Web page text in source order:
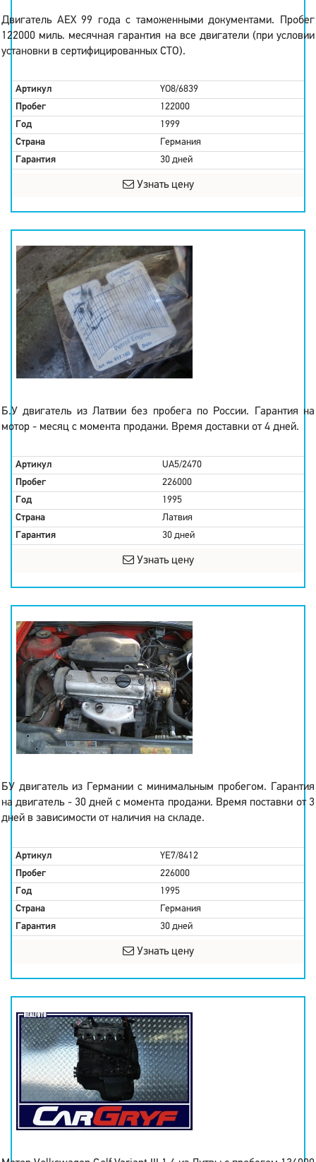
Двигатель AEX 99 года с таможенными документами. Пробег
122000 миль. месячная гарантия на все двигатели (при условии
установки в сертифицированных СТО).
Артикул
YO8/6839
Пробег
122000
Год
1999
Страна
Германия
Гарантия
30 дней
Узнать цену
Б.У двигатель из Латвии без пробега по России. Гарантия на
мотор - месяц с момента продажи. Время доставки от 4 дней.
Артикул
UA5/2470
Пробег
226000
Год
1995
Страна
Латвия
Гарантия
30 дней
Узнать цену
БУ двигатель из Германии с минимальным пробегом. Гарантия
на двигатель - 30 дней с момента продажи. Время поставки от 3
дней в зависимости от наличия на складе.
Артикул
YE7/8412
Пробег
226000
Год
1995
Страна
Германия
Гарантия
30 дней
Узнать цену